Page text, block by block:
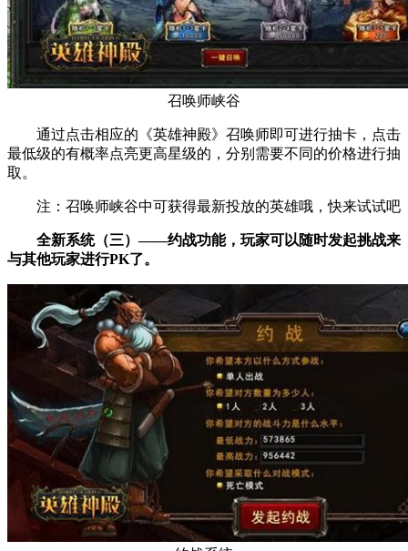
召唤师峡谷
通过点击相应的《英雄神殿》召唤师即可进行抽卡，点击
最低级的有概率点亮更高星级的，分别需要不同的价格进行抽
取。
注：召唤师峡谷中可获得最新投放的英雄哦，快来试试吧
全新系统（三）——约战功能，玩家可以随时发起挑战来
与其他玩家进行PK了。